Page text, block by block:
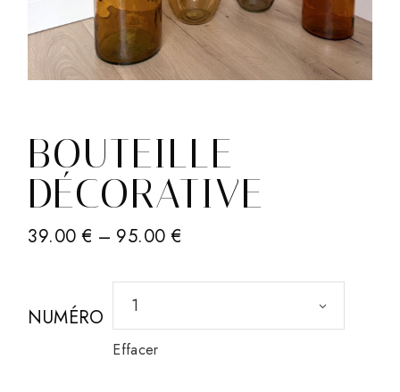
BOUTEILLE
DÉCORATIVE
39.00€ – 95.00€
PLAGE
À
NUMÉRO 1
Effacer